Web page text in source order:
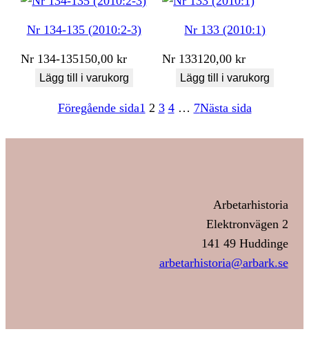
Nr 134-135 (2010:2-3)
Nr 134-135150,00kr
Lägg till i varukorg
Nr 133 (2010:1)
Nr 133120,00kr
Lägg till i varukorg
Föregående sida1 2 3 4 … 7Nästa sida
Arbetarhistoria
Elektronvägen 2
141 49 Huddinge
arbetarhistoria@arbark.se